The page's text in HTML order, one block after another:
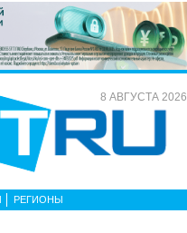
8 АВГУСТА 2026
РЕГИОНЫ